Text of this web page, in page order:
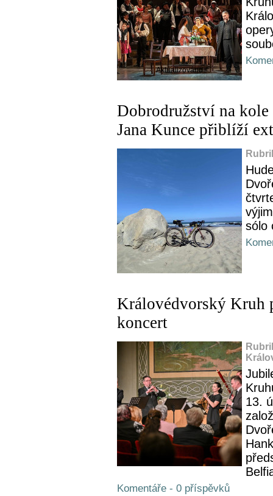
Aktualizováno
Dobrodružství na kole
Jana Kunce přiblíží
sólo
Královédvorský Kruh
koncert
13.
Komentáře - 0 příspěvků